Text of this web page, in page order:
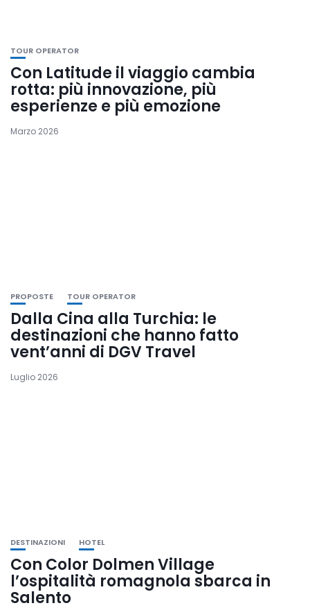
TOUR OPERATOR
Con Latitude il viaggio cambia
rotta: più innovazione, più
esperienze e più emozione
Marzo 2026
PROPOSTE TOUR OPERATOR
Dalla Cina alla Turchia: le
destinazioni che hanno fatto
vent’anni di DGV Travel
Luglio 2026
DESTINAZIONI HOTEL
Con Color Dolmen Village
l’ospitalità romagnola sbarca in
Salento